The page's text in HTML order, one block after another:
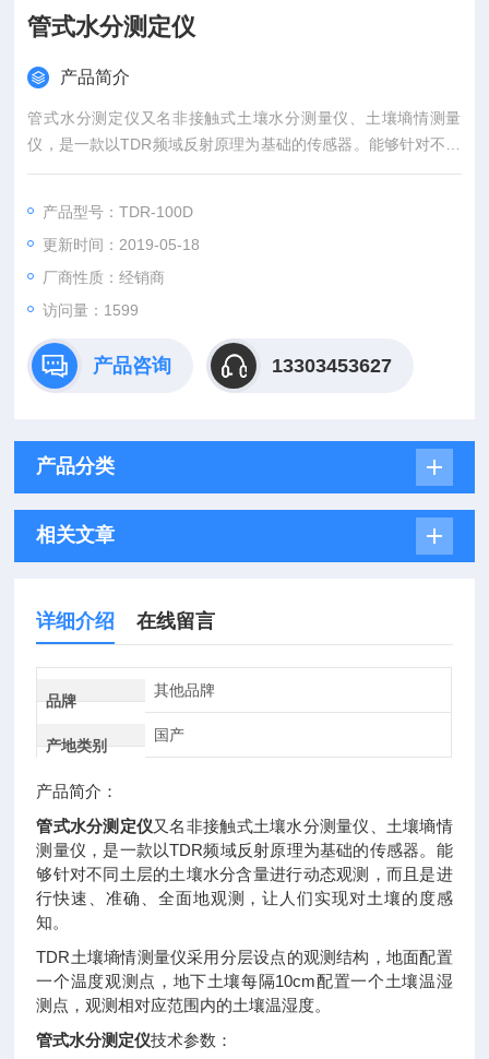
管式水分测定仪
产品简介
管式水分测定仪又名非接触式土壤水分测量仪、土壤墒情测量
仪，是一款以TDR频域反射原理为基础的传感器。能够针对不同
土层的土壤水分含量进行动态观测，而且是进行快速、准确、全
产品型号：TDR-100D
更新时间：2019-05-18
厂商性质：经销商
访问量：1599
产品咨询 13303453627
产品分类
相关文章
详细介绍 在线留言
品牌
其他品牌
产地类别
国产
产品简介：
管式水分测定仪又名非接触式土壤水分测量仪、土壤墒情
测量仪，是一款以TDR频域反射原理为基础的传感器。能
够针对不同土层的土壤水分含量进行动态观测，而且是进
行快速、准确、全面地观测，让人们实现对土壤的度感
知。
TDR土壤墒情测量仪采用分层设点的观测结构，地面配置
一个温度观测点，地下土壤每隔10cm配置一个土壤温湿
测点，观测相对应范围内的土壤温湿度。
管式水分测定仪技术参数：